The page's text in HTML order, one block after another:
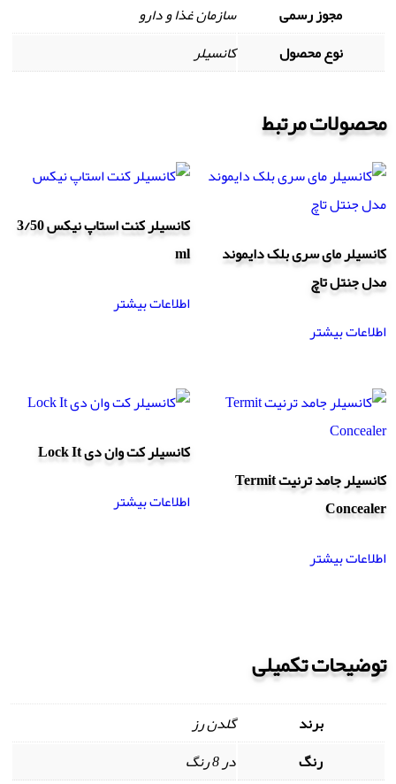
مجوز رسمی
سازمان غذا و دارو
نوع محصول
کانسیلر
محصولات مرتبط
کانسیلر مای سری بلک دایموند
مدل جنتل تاچ
اطلاعات بیشتر
کانسیلر کنت استاپ نیکس 3/50
ml
اطلاعات بیشتر
کانسیلر جامد ترنیت Termit
Concealer
اطلاعات بیشتر
کانسیلر کت وان دی Lock It
اطلاعات بیشتر
توضیحات تکمیلی
برند
گلدن رز
رنگ
در 8 رنگ